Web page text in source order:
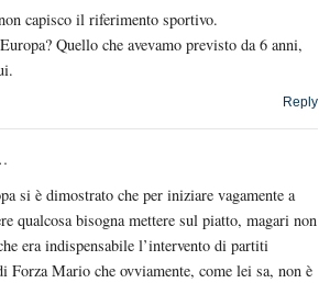
capisco il riferimento sportivo.
Quello che avevamo previsto da 6 anni,
Reply
si è dimostrato che per iniziare vagamente a
qualcosa bisogna mettere sul piatto, magari non
era indispensabile l’intervento di partiti
Mario che ovviamente, come lei sa, non è